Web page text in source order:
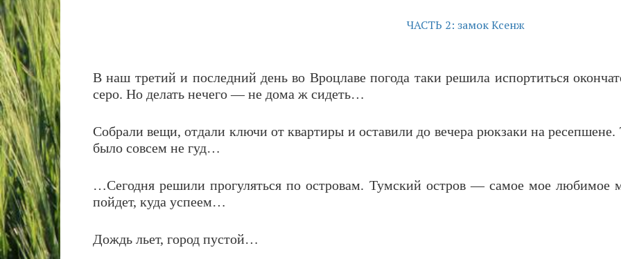
ЧАСТЬ 2: замок Ксенж
В наш третий и последний день во Вроцлаве погода таки решила испортиться
серо. Но делать нечего — не дома ж сидеть…
Собрали вещи, отдали ключи от квартиры и оставили до вечера рюкзаки на
было совсем не гуд…
…Сегодня решили прогуляться по островам. Тумский остров — самое мое
пойдет, куда успеем…
Дождь льет, город пустой…